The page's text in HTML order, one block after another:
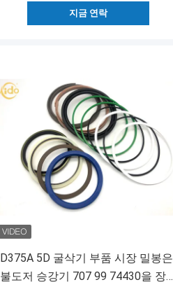
지금 연락
D375A 5D 굴삭기 부품 시장 밀봉은
불도저 승강기 707 99 74430을 장